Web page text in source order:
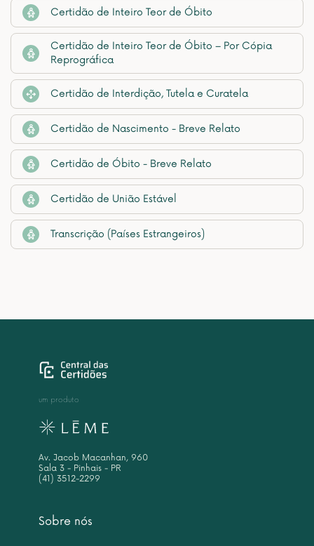
Certidão de Inteiro Teor de Óbito
Certidão de Inteiro Teor de Óbito – Por Cópia
Reprográfica
Certidão de Interdição, Tutela e Curatela
Certidão de Nascimento - Breve Relato
Certidão de Óbito - Breve Relato
Certidão de União Estável
Transcrição (Países Estrangeiros)
Sobre nós
um produto
Av. Jacob Macanhan, 960
Sala 3 - Pinhais - PR
(41) 3512-2299